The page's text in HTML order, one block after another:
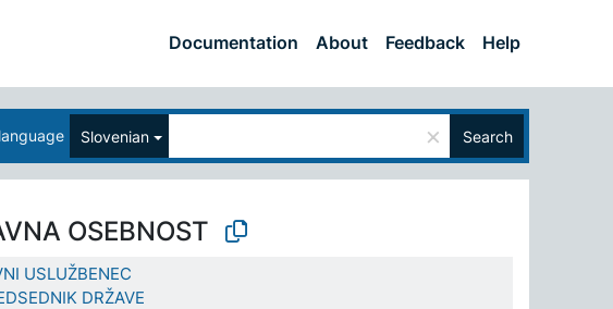
Documentation About Feedback Help
Slovenian × Search
OSEBNOST
USLUŽBENEC
DRŽAVE